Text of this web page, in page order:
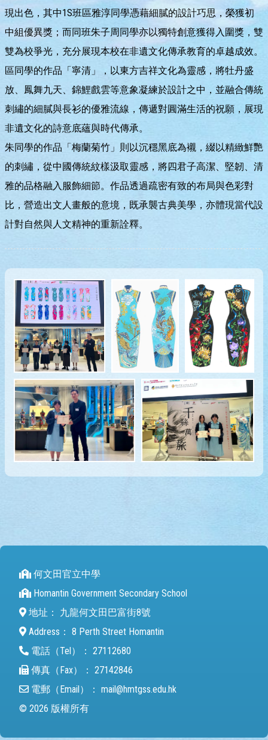
現出色，其中1S班區雅淳同學憑藉細膩的設計巧思，榮獲初
中組優異獎；而同班朱子周同學亦以獨特創意獲得入圍獎，雙
雙為校爭光，充分展現本校在非遺文化傳承教育的卓越成效。
區同學的作品「寧清」，以東方吉祥文化為靈感，將牡丹盛
放、鳳舞九天、錦鯉戲雲等意象凝練於設計之中，並融合傳統
刺繡的細膩與長衫的優雅流線，傳遞對圓滿生活的祝願，展現
非遺文化的詩意底蘊與時代傳承。
朱同學的作品「梅蘭菊竹」則以沉穩黑底為襯，綴以精緻鮮艷
的刺繡，從中國傳統紋樣汲取靈感，將四君子高潔、堅韌、清
雅的品格融入服飾細節。作品透過疏密有致的布局與色彩對
比，營造出文人畫般的意境，既承襲古典美學，亦體現當代設
計對自然與人文精神的重新詮釋。
何文田官立中學
Homantin Government Secondary School
地址：
九龍何文田巴富街8號
Address： 8 Perth Street Homantin
電話（Tel）： 27112680
傳真（Fax）： 27142846
電郵（Email）： mail@hmtgss.edu.hk
© 2026 版權所有